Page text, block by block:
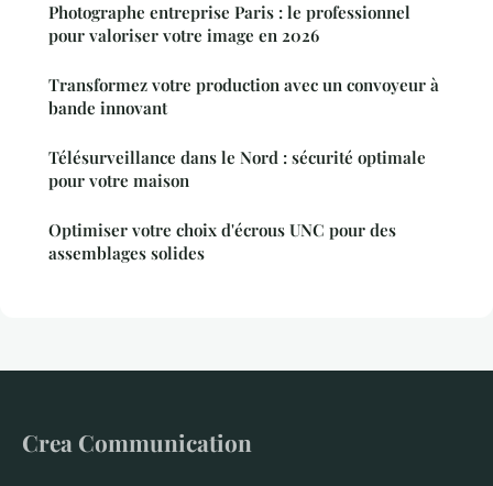
Photographe entreprise Paris : le professionnel
pour valoriser votre image en 2026
Transformez votre production avec un convoyeur à
bande innovant
Télésurveillance dans le Nord : sécurité optimale
pour votre maison
Optimiser votre choix d'écrous UNC pour des
assemblages solides
Crea Communication